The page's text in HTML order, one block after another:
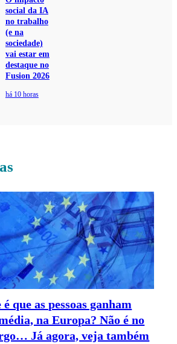
social da IA
no trabalho
(e na
sociedade)
vai estar em
destaque no
Fusion 2026
há 10 horas
é que as pessoas ganham
na Europa? Não é no
Já agora, veja também